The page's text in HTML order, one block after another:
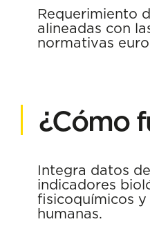
Requerimiento
alineadas con
normativas
¿Cómo
Integra datos
indicadores
fisicoquímicos y
humanas.